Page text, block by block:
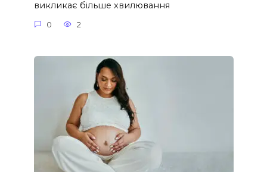
викликає більше хвилювання
0 2